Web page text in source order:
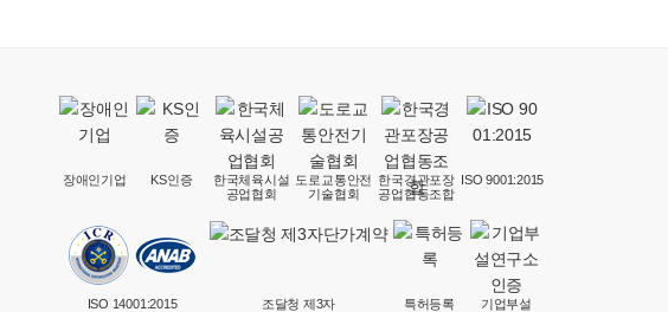
장애인기업 KS인증
한국체육시설
공업협회
도로교통안전
기술협회
한국경관포장
공업협동조합
ISO 9001:2015
ISO 14001:2015
조달청 제3자
특허등록
기업부설